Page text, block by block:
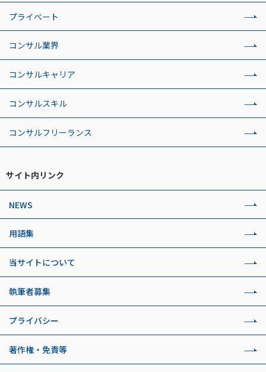
プライベート
コンサル業界
コンサルキャリア
コンサルスキル
コンサルフリーランス
サイト内リンク
NEWS
用語集
当サイトについて
執筆者募集
プライバシー
著作権・免責等